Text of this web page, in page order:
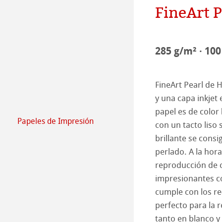
Compromiso -
Empleados
Producción de
Jobs
Papeles de Impresión
FineArt
Natural Line
Matt FineArt
Matt FineArt
Glossy FineArt
Hahnemühle
Perfiles ICC
Download
FAQ
Hahnemühle
Certified Studio
FineArt
285 g/m² ·
FineArt Pearl de
y una capa inkjet
papel es de
con un tacto liso
brillante se
perlado. A la
reproducción de
impresionantes
cumple con los
perfecto para la
tanto en blanco